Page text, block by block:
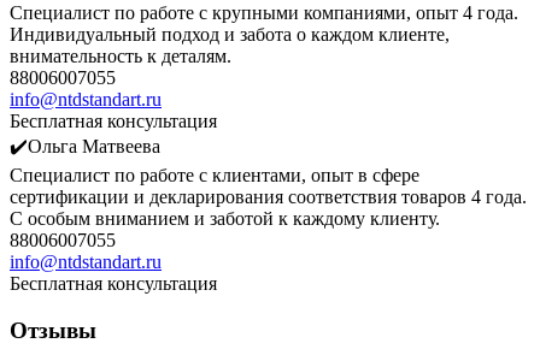
Специалист по работе с крупными компаниями, опыт 4 года.
Индивидуальный подход и забота о каждом клиенте,
внимательность к деталям.
88006007055
info@ntdstandart.ru
Бесплатная консультация
✔️Ольга Матвеева
Специалист по работе с клиентами, опыт в сфере
сертификации и декларирования соответствия товаров 4 года.
С особым вниманием и заботой к каждому клиенту.
88006007055
info@ntdstandart.ru
Бесплатная консультация
Отзывы